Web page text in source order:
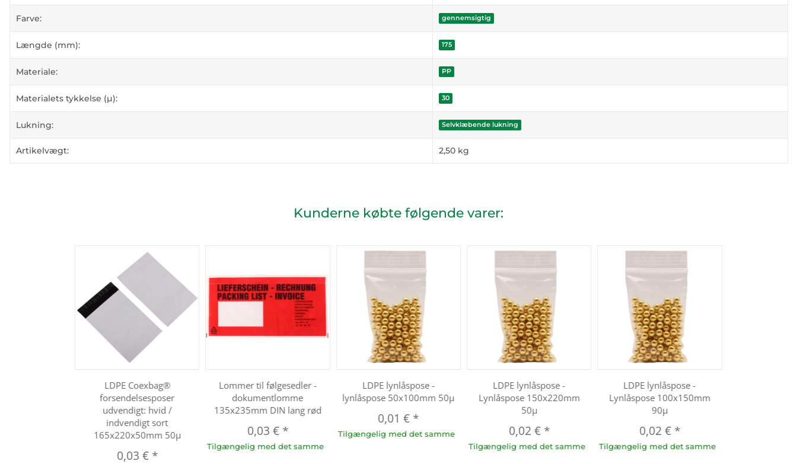
Farve: gennemsigtig
Længde (mm): 175
Materiale: PP
Materialets tykkelse (µ): 30
Lukning: Selvklæbende lukning
Artikelvægt: 2,50 kg
Kunderne købte følgende varer:
LDPE Coexbag®
forsendelsesposer
udvendigt: hvid /
indvendigt sort
165x220x50mm 50µ
0,03 € *
Lommer til følgesedler -
dokumentlomme
135x235mm DIN lang rød
0,03 € *
Tilgængelig med det samme
LDPE lynlåspose -
lynlåspose 50x100mm 50µ
0,01 € *
Tilgængelig med det samme
LDPE lynlåspose -
Lynlåspose 150x220mm
50µ
0,02 € *
Tilgængelig med det samme
LDPE lynlåspose -
Lynlåspose 100x150mm
90µ
0,02 € *
Tilgængelig med det samme